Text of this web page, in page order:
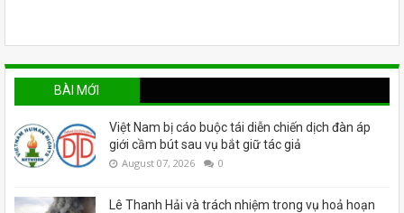
BÀI MỚI
Việt Nam bị cáo buộc tái diễn chiến dịch đàn áp
giới cầm bút sau vụ bắt giữ tác giả
August 07, 2026 0
Lê Thanh Hải và trách nhiệm trong vụ hoả hoạn